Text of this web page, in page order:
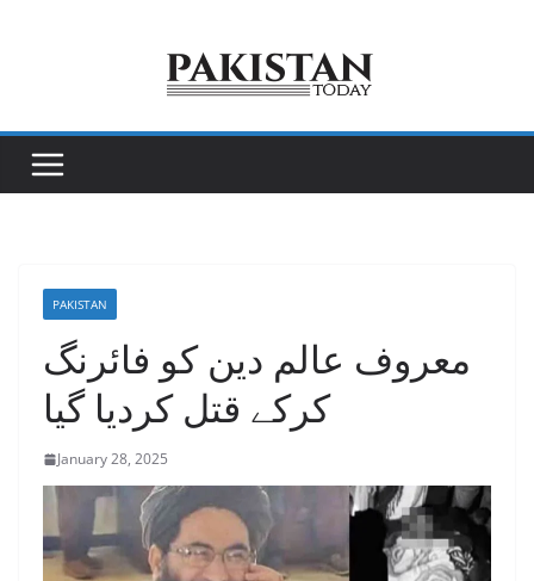
PAKISTAN
معروف عالم دین کو فائرنگ
کرکے قتل کردیا گیا
January 28, 2025